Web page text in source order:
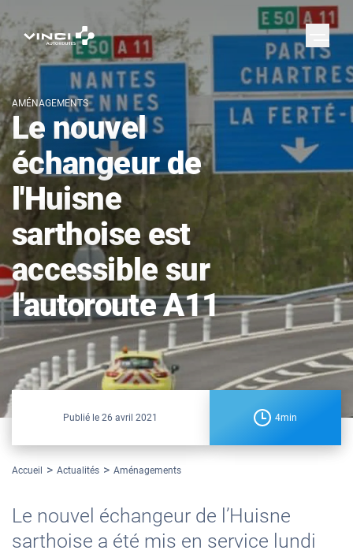
AMÉNAGEMENTS
Le nouvel
échangeur de
l'Huisne
sarthoise est
accessible sur
l'autoroute A11
Publié le26 avril 2021 4min
Accueil Actualités Aménagements
Le nouvel échangeur de l’Huisne
sarthoise a été mis en service lundi